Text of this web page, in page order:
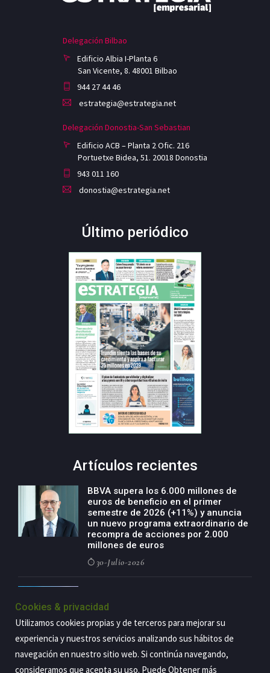
Delegación Bilbao
Edificio Albia I-Planta 6
San Vicente, 8. 48001 Bilbao
944 27 44 46
estrategia@estrategia.net
Delegación Donostia-San Sebastian
Edificio ACB – Planta 2 Ofic. 216
Portuetxe Bidea, 51. 20018 Donostia
943 011 160
donostia@estrategia.net
Último periódico
Artículos recientes
BBVA supera los 6.000 millones de
euros de beneficio en el primer
semestre de 2026 (+11%) y anuncia
un nuevo programa extraordinario de
recompra de acciones por 2.000
millones de euros
30-Julio-2026
negocio agro con un modelo global
de especialización presente en siete
países
29-Julio-2026
Cookies & privacidad
Utilizamos cookies propias y de terceros para mejorar su
experiencia y nuestros servicios analizando sus hábitos de
navegación en nuestro sitio web. Si continúa navegando,
consideramos que acepta su uso. Puede Obtener más